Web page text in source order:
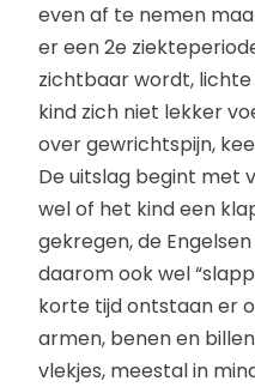
even af te nemen
er een 2e
zichtbaar wordt,
kind zich niet lekker
over gewrichtspijn,
De uitslag begint met
wel of het kind een
gekregen, de
daarom ook wel
korte tijd ontstaan er
armen, benen en
vlekjes, meestal in